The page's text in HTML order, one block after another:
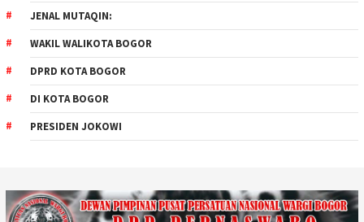
JENAL MUTAQIN:
WAKIL WALIKOTA BOGOR
DPRD KOTA BOGOR
DI KOTA BOGOR
PRESIDEN JOKOWI